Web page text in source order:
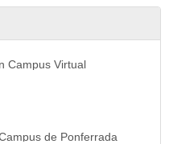
Campus Virtual
de Ponferrada